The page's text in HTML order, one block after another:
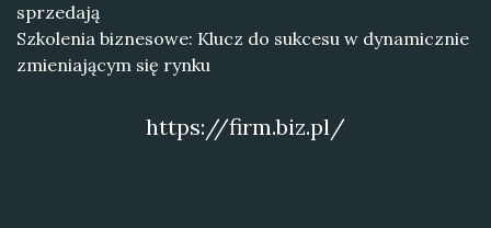
sprzedają
Szkolenia biznesowe: Klucz do sukcesu w dynamicznie
zmieniającym się rynku
https://firm.biz.pl/